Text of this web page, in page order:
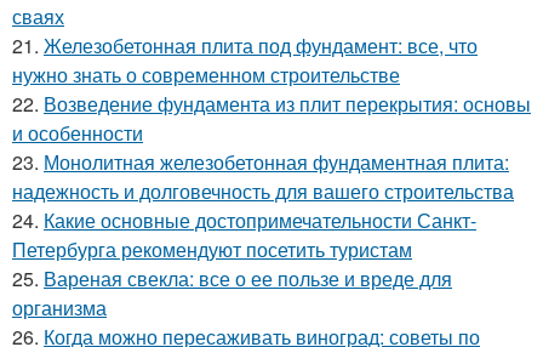
сваях
21. Железобетонная плита под фундамент: все, что
нужно знать о современном строительстве
22. Возведение фундамента из плит перекрытия: основы
и особенности
23. Монолитная железобетонная фундаментная плита:
надежность и долговечность для вашего строительства
24. Какие основные достопримечательности Санкт-
Петербурга рекомендуют посетить туристам
25. Вареная свекла: все о ее пользе и вреде для
организма
26. Когда можно пересаживать виноград: советы по